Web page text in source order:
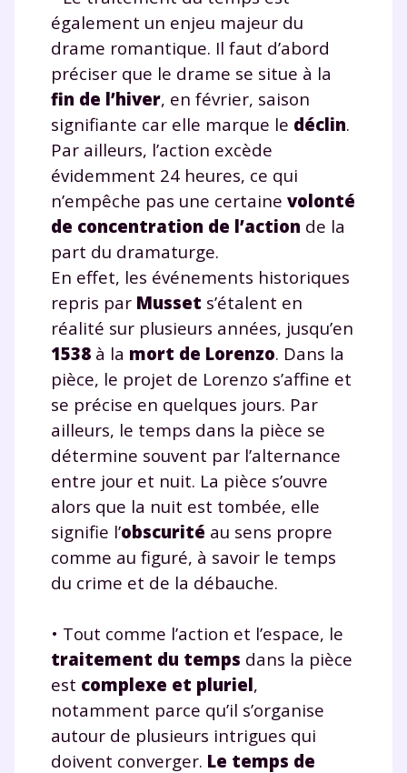
également un enjeu majeur du
drame romantique. Il faut d’abord
préciser que le drame se situe à la
fin de l’hiver, en février, saison
signifiante car elle marque le déclin.
Par ailleurs, l’action excède
évidemment 24 heures, ce qui
n’empêche pas une certaine volonté
de concentration de l’action de la
part du dramaturge.
En effet, les événements historiques
repris par Musset s’étalent en
réalité sur plusieurs années, jusqu’en
1538 à la mort de Lorenzo. Dans la
pièce, le projet de Lorenzo s’affine et
se précise en quelques jours. Par
ailleurs, le temps dans la pièce se
détermine souvent par l’alternance
entre jour et nuit. La pièce s’ouvre
alors que la nuit est tombée, elle
signifie l’obscurité au sens propre
comme au figuré, à savoir le temps
du crime et de la débauche.
• Tout comme l’action et l’espace, le
traitement du temps dans la pièce
est complexe et pluriel,
notamment parce qu’il s’organise
autour de plusieurs intrigues qui
doivent converger. Le temps de
Tout le programme scolaire du CP à
la Terminale
Des profs expérimentés disponibles
à la demande par tchat, audio ou
vidéo
TESTER GRATUITEMENT
renseignant votre e-mail, vous consentez à ce que vos
données à caractère personnel soient traitées par SEJER, sous
la marque myMaxicours, afin que SEJER puisse vous donner
accès au service de soutien scolaire pendant 24h. Pour en
savoir plus sur la gestion de vos données personnelles et
pour exercer vos droits, vous pouvez consulternotre
charte.
J’accepte de recevoir les actualités et des
communications de la part de
myMaxicours.
Votre adresse e-mail sera exclusivement utilisée pour
vous envoyer notre newsletter. Vous pourrez vous
désinscrire à tout moment, à travers le lien de
désinscription présent dans chaque newsletter. Pour
en savoir plus sur la gestion de vos données
personnelles et pour exercer vos droits, vous pouvez